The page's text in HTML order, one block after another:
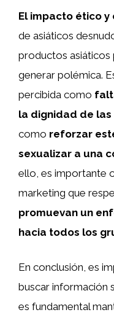
El impacto ético
de asiáticos
productos asiáticos
generar polémica.
percibida como
la dignidad de
como reforzar
sexualizar a una
ello, es importante
marketing que
promuevan un
hacia todos los
En conclusión, es
buscar información
es fundamental